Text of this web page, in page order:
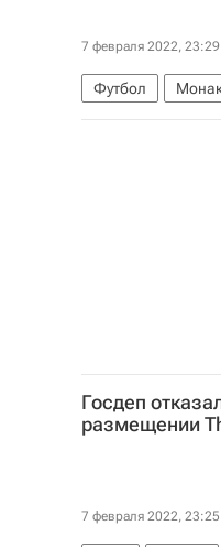
7 февраля 2022, 23:29
Футбол
Госдеп
размещении
7 февраля 2022, 23:25